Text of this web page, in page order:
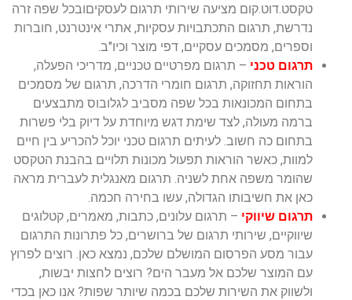
טקסט.דוט.קום מציעה שירותי תרגום לעסקיםובכל שפה זרה
נדרשת, תרגום התכתבויות עסקיות, אתרי אינטרנט, חוברות
וספרים, מסמכים עסקיים, דפי מוצר וכיו"ב.
תרגום טכני – תרגום מפרטיים טכניים, מדריכי הפעלה,
הוראות תחזוקה, תרגום חומרי הדרכה, תרגום של מסמכים
בתחום המכונאות בכל שפה מסביב לגלובוס מתבצעים
ברמה מעולה, לצד שימת דגש מיוחדת על דיוק בלי פשרות
בתחום כה חשוב. לעיתים תרגום טכני יוכל להכריע בין חיים
למוות, כאשר הוראות תפעול מכונות תלויים בהבנת הטקסט
שהומר משפה אחת לשניה. תרגום מאנגלית לעברית מראה
כאן את חשיבותו הגדולה, עשו בחירה חכמה.
תרגום שיווקי – תרגום עלונים, כתבות, מאמרים, קטלוגים
שיווקיים, שירותי תרגום של ברושרים, כל פתרונות התרגום
עבור מסע הפרסום המושלם שלכם, נמצא כאן. רוצים לפרוץ
עם המוצר שלכם אל מעבר הים? רוצים לחצות יבשות,
ולשווק את השירות שלכם בכמה שיותר שפות? אנו כאן בכדי